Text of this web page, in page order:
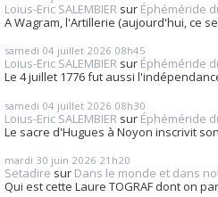
Loius-Eric SALEMBIER sur Éphéméride
A Wagram, l'Artillerie (aujourd'hui, ce
samedi 04 juillet 2026 08h45
Loius-Eric SALEMBIER sur Éphéméride
Le 4 juillet 1776 fut aussi
samedi 04 juillet 2026 08h30
Loius-Eric SALEMBIER sur Éphéméride
Le sacre d'Hugues à Noyon inscrivit
mardi 30 juin 2026 21h20
Setadire sur Dans le monde et dans
Qui est cette Laure TOGRAF dont on